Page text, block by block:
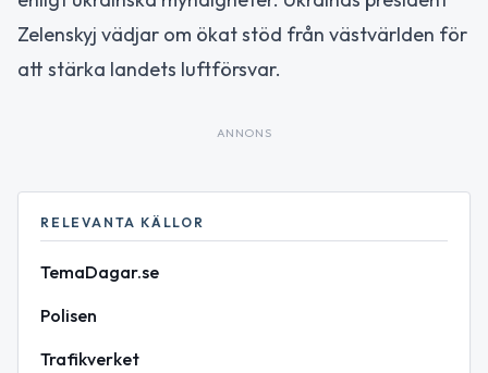
Zelenskyj vädjar om ökat stöd från västvärlden för
att stärka landets luftförsvar.
ANNONS
RELEVANTA KÄLLOR
TemaDagar.se
Polisen
Trafikverket